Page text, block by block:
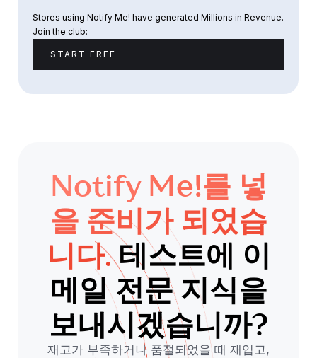
Stores using Notify Me! have generated Millions in Revenue.
Join the club:
START FREE
Notify Me!를 넣
을 준비가 되었습
니다.테스트에 이
메일 전문 지식을
보내시겠습니까?
재고가 부족하거나 품절되었을 때 재입고,